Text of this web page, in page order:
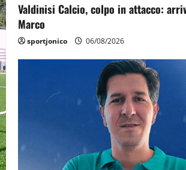
Valdinisi Calcio, colpo in attacco:
Marco
sportjonico 06/08/2026